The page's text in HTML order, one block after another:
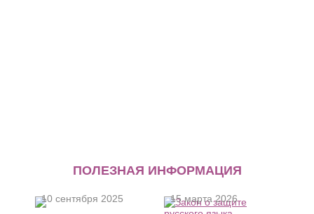
ПОЛЕЗНАЯ ИНФОРМАЦИЯ
10 сентября 2025 15 марта 2026